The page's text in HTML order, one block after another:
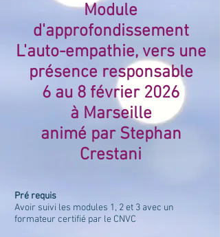
Module
d'approfondissement
L'auto-empathie, vers une
présence responsable
6 au 8 février 2026
à Marseille
animé par Stephan
Crestani
Pré requis
Avoir suivi les modules 1, 2 et 3 avec un
formateur certifié par le CNVC